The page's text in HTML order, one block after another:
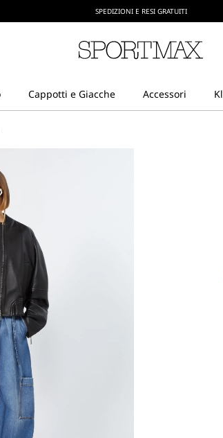
CREA IL TUO ACCOUNT SU SPORTMAX.COM
SPEDIZIONI E RESI GRATUITI